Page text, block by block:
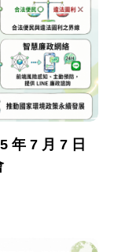
年 7 月 7 日